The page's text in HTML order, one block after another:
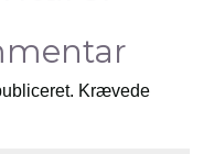
Krævede